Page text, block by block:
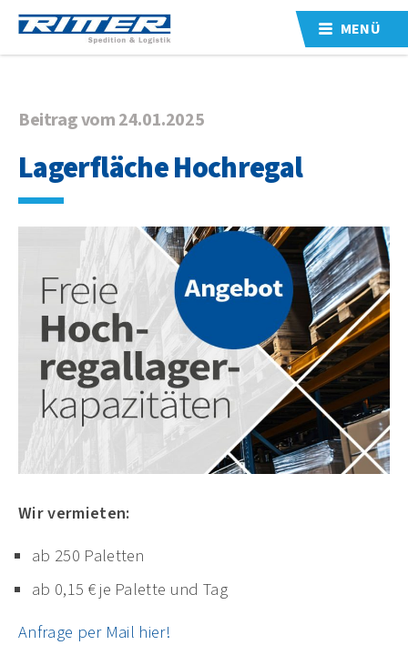
MENÜ
Beitrag vom 24.01.2025
Lagerfläche Hochregal
Wir vermieten:
ab 250 Paletten
ab 0,15 € je Palette und Tag
Anfrage per Mail hier!